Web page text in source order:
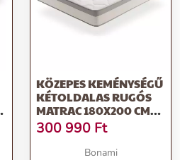
KÖZEPES KEMÉNYSÉGŰ
KÉTOLDALAS RUGÓS
MATRAC 180X200 CM
SPRING MAX BAGGED
SPRINGS – MOONIA
300 990 Ft
Bonami